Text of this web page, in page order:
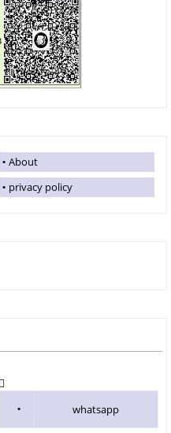
About
privacy policy
whatsapp